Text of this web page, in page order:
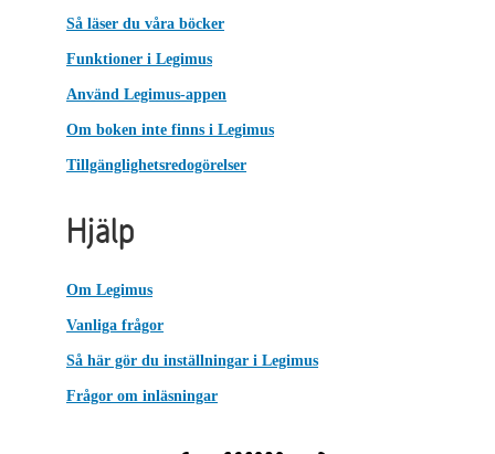
Så läser du våra böcker
Funktioner i Legimus
Använd Legimus-appen
Om boken inte finns i Legimus
Tillgänglighetsredogörelser
Hjälp
Om Legimus
Vanliga frågor
Så här gör du inställningar i Legimus
Frågor om inläsningar